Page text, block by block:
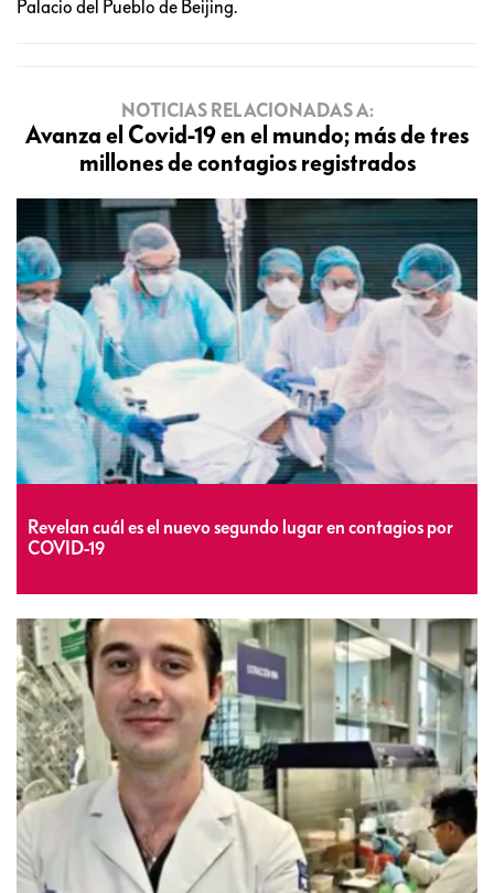
Palacio del Pueblo de Beijing.
NOTICIAS RELACIONADAS A:
Avanza el Covid-19 en el mundo; más de tres
millones de contagios registrados
Revelan cuál es el nuevo segundo lugar en contagios por
COVID-19